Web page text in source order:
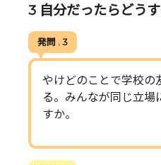
3 自分だったらどう
発問 . 3
やけどのことで学校の
る。みんなが同じ立場
すか。